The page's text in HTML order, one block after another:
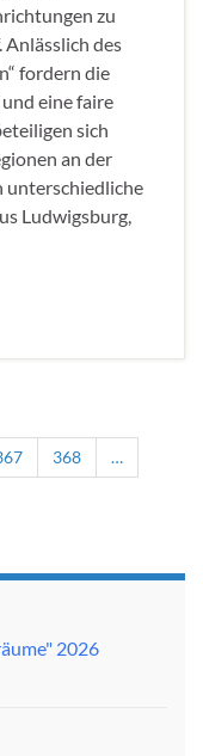
zu
des
fordern die
eine faire
sich
an der
unterschiedliche
Ludwigsburg,
368
…
2026